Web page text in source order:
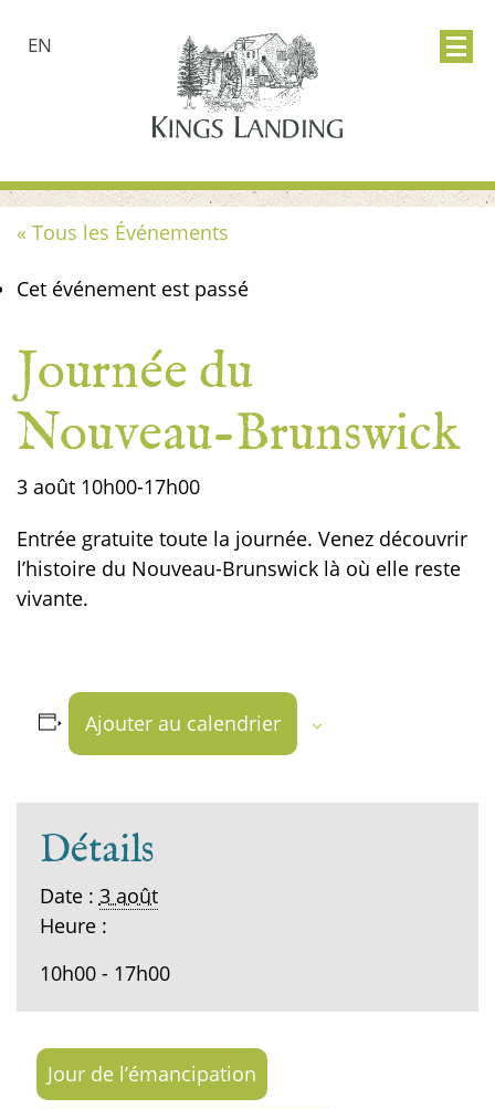
EN
« Tous les Événements
Cet événement est passé
Journée du
Nouveau-Brunswick
3 août 10h00-17h00
Entrée gratuite toute la journée. Venez découvrir
l’histoire du Nouveau-Brunswick là où elle reste
vivante.
Ajouter au calendrier
Détails
Date : 3 août
Heure :
10h00 - 17h00
Jour de l’émancipation